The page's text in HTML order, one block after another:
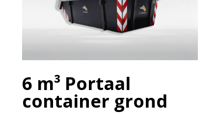
6 m³ Portaal
container grond